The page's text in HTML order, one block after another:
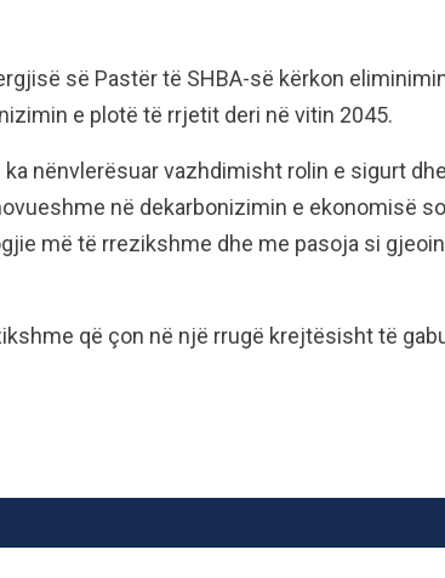
së Pastër të SHBA-së kërkon
e plotë të rrjetit deri në vitin 2045.
nënvlerësuar vazhdimisht rolin e sigurt
në dekarbonizimin e ekonomisë
më të rrezikshme dhe me pasoja si
që çon në një rrugë krejtësisht të